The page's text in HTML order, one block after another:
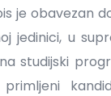
je obavezan
jedinici, u
studijski